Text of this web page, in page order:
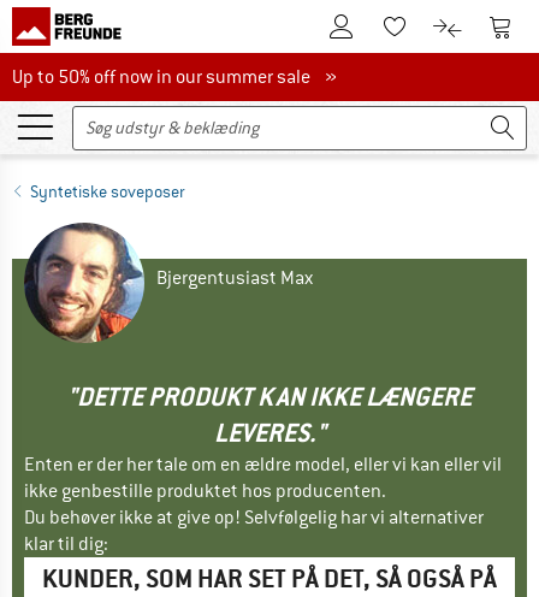
Til kundekontoenTil huskesedlen.
Til Til
Up to 50% off now in our summer sale
Up to 50% off now in our summer sale »
Syntetiske soveposer
Bjergentusiast Max
"DETTE PRODUKT KAN IKKE LÆNGERE
LEVERES."
Enten er der her tale om en ældre model, eller vi kan eller vil
ikke genbestille produktet hos producenten.
Du behøver ikke at give op! Selvfølgelig har vi alternativer
klar til dig:
KUNDER, SOM HAR SET PÅ DET, SÅ OGSÅ PÅ